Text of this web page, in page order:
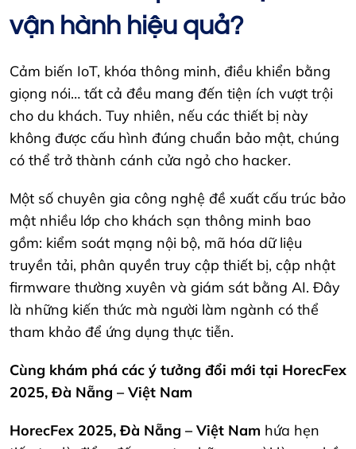
vận hành hiệu quả?
Cảm biến IoT, khóa thông minh, điều khiển bằng
giọng nói… tất cả đều mang đến tiện ích vượt trội
cho du khách. Tuy nhiên, nếu các thiết bị này
không được cấu hình đúng chuẩn bảo mật, chúng
có thể trở thành cánh cửa ngỏ cho hacker.
Một số chuyên gia công nghệ đề xuất cấu trúc bảo
mật nhiều lớp cho khách sạn thông minh bao
gồm: kiểm soát mạng nội bộ, mã hóa dữ liệu
truyền tải, phân quyền truy cập thiết bị, cập nhật
firmware thường xuyên và giám sát bằng AI. Đây
là những kiến thức mà người làm ngành có thể
tham khảo để ứng dụng thực tiễn.
Cùng khám phá các ý tưởng đổi mới tại HorecFex
2025, Đà Nẵng – Việt Nam
HorecFex 2025, Đà Nẵng – Việt Nam hứa hẹn